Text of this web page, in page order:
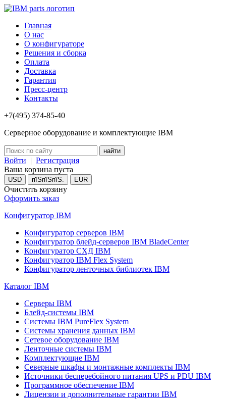
Главная
О нас
О конфигураторе
Решения и сборка
Оплата
Доставка
Гарантия
Пресс-центр
Контакты
+7(495) 374-85-40
Серверное оборудование и комплектующие IBM
Войти | Регистрация
Ваша корзина пуста
USD пїЅпїЅпїЅ. EUR
Очистить корзину
Оформить заказ
Конфигуратор IBM
Конфигуратор серверов IBM
Конфигуратор блейд-серверов IBM BladeCenter
Конфигуратор СХД IBM
Конфигуратор IBM Flex System
Конфигуратор ленточных библиотек IBM
Каталог IBM
Серверы IBM
Блейд-системы IBM
Системы IBM PureFlex System
Системы хранения данных IBM
Сетевое оборудование IBM
Ленточные системы IBM
Комплектующие IBM
Северные шкафы и монтажные комплекты IBM
Источники бесперебойного питания UPS и PDU IBM
Программное обеспечение IBM
Лицензии и дополнительные гарантии IBM